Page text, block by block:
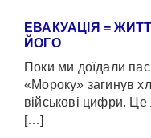
ЕВАКУАЦІЯ =
ЙОГО
Поки ми доїдали
«Мороку» загинув
військові цифри.
[…]